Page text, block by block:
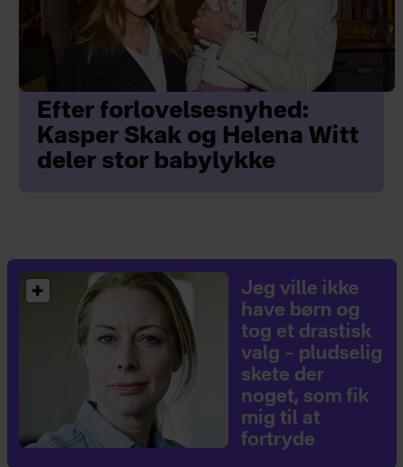
Efter forlovelsesnyhed:
Kasper Skak og Helena Witt
deler stor babylykke
Jeg ville ikke
have børn og
tog et drastisk
valg – pludselig
skete der
noget, som fik
mig til at
fortryde